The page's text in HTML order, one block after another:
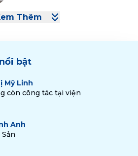
Thêm
bật
Mỹ Linh
còn công tác tại viện
Anh